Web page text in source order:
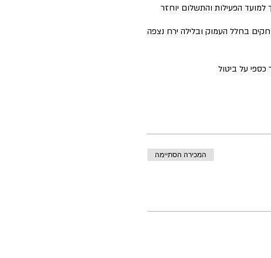
למועד הפעילות והתשלום יוחזר
בחלל העמוק ובלילה ירח נצפה
המכירה הסתיימה